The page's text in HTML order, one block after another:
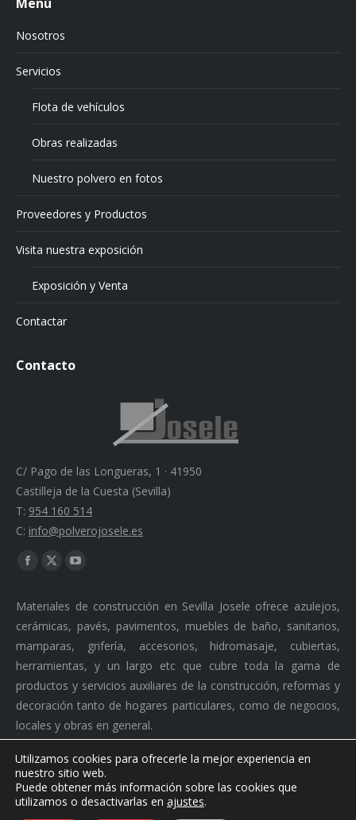
Nosotros
Servicios
Flota de vehículos
Obras realizadas
Nuestro polvero en fotos
Proveedores y Productos
Visita nuestra exposición
Exposición y Venta
Contactar
Contacto
C/ Pago de las Longueras, 1 · 41950
Castilleja de la Cuesta (Sevilla)
T: 954 160 514
C: info@polverojosele.es
Find us on:
Facebook
opens
in
new
window
X
opens
in
new
window
YouTube
opens
in
new
window
Materiales de construcción en Sevilla Josele ofrece azulejos,
cerámicas, pavés, pavimentos, muebles de baño, sanitarios,
mamparas, grifería, accesorios, hidromasaje, cubiertas,
herramientas, y un largo etc que cubre toda la gama de
productos y servicios auxiliares de la construcción, reformas y
decoración tanto de hogares particulares, como de negocios,
locales y obras en general.
Ⓒ 2026 Polvero Josele. Todos los derechos reservados. ·
Desarrollado porDoblerc Comunciaciones S.L.
Utilizamos cookies para ofrecerle la mejor experiencia en
nuestro sitio web.
Puede obtener más información sobre las cookies que
utilizamos o desactivarlas en ajustes.